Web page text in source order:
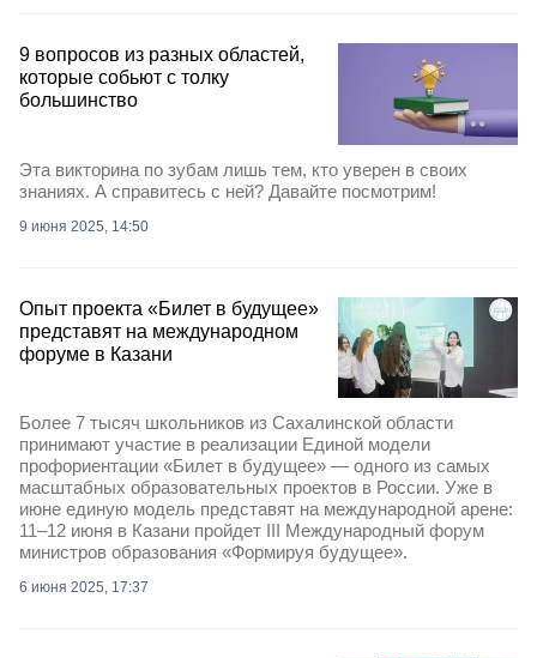
9 вопросов из разных областей,
которые собьют с толку
большинство
Эта викторина по зубам лишь тем, кто уверен в своих
знаниях. А справитесь с ней? Давайте посмотрим!
9 июня 2025, 14:50
Опыт проекта «Билет в будущее»
представят на международном
форуме в Казани
Более 7 тысяч школьников из Сахалинской области
принимают участие в реализации Единой модели
профориентации «Билет в будущее» — одного из самых
масштабных образовательных проектов в России. Уже в
июне единую модель представят на международной арене:
11–12 июня в Казани пройдет III Международный форум
министров образования «Формируя будущее».
6 июня 2025, 17:37